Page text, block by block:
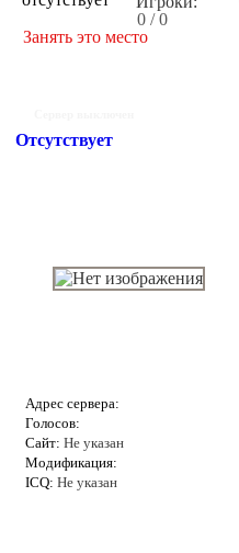
0 / 0
Занять это место
Отсутствует
Адрес сервера:
Голосов:
Сайт: Не указан
Модификация:
ICQ: Не указан